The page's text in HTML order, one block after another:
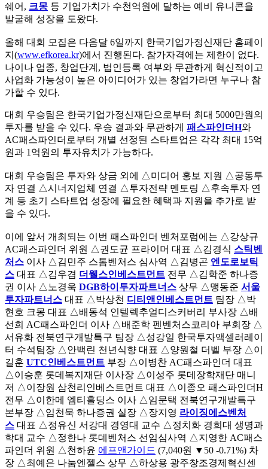
쉐어, 크몽 등 기업가치가 수천억원에 달하는 예비 유니콘을
발굴해 성장을 도왔다.
올해 대회 모집은 다음달 6일까지 한국기업가정신재단 홈페이
지(www.efkorea.kr)에서 진행된다. 참가자격에는 제한이 없다.
나이나 업종, 창업단계, 법인등록 여부와 무관하게 혁신적이고
사업화 가능성이 높은 아이디어가 있는 창업가라면 누구나 참
가할 수 있다.
대회 우승팀은 한국기업가정신재단으로부터 최대 5000만원의
투자를 받을 수 있다. 우승 결과와 무관하게 패스파인더H와
AC패스파인더로부터 개별 선정된 스타트업은 각각 최대 15억
원과 1억원의 투자유치가 가능하다.
대회 우승팀은 투자와 상금 외에 △미디어 홍보 지원 △공동투
자 연결 △시너지업체 연결 △투자전략 멘토링 △후속투자 연
계 등 초기 스타트업 성장에 필요한 혜택과 지원을 추가로 받
을 수 있다.
이에 앞서 개최되는 이번 패스파인더 벤처포럼에는 △강상규
AC패스파인더 위원 △권도균 프라이머 대표 △김경식 스틱벤
처스 이사 △김민주 스톰벤처스 심사역 △김병곤 엔도로보틱
스 대표 △김우겸 더웰스인베스트먼트 전무 △김학준 하나증
권 이사 △노경욱 DGB하이투자파트너스 상무 △맹동준 서울
투자파트너스 대표 △박상천 디티앤인베스트먼트 팀장 △박
현호 크몽 대표 △배동석 인텔렉추얼디스커버리 부사장 △배
선희 AC패스파인더 이사 △배준학 펜벤처스코리아 부회장 △
서유화 전북연구개발특구 팀장 △성강일 한국투자액셀러레이
터 수석팀장 △안백린 천년식향 대표 △양원철 더벨 부장 △이
길훈 UTC인베스트먼트 부장 △이병찬 AC패스파인더 대표
△이승훈 롯데복지재단 이사장 △이성주 롯데장학재단 매니
저 △이장원 삼천리인베스트먼트 대표 △이종오 패스파인더H
전무 △이한메 엠티홀딩스 이사 △임문택 전북연구개발특구
본부장 △임천묵 하나증권 실장 △장지영 라이징에스벤처
스 대표 △정유신 서강대 경영대 교수 △정치화 경희대 생명과
학대 교수 △정한나 롯데벤처스 선임심사역 △지영한 AC패스
파인더 위원 △천하윤 에프앤가이드 (7,040원 ▼50 -0.71%) 차
장 △최예은 나눔엔젤스 상무 △하상용 광주창조경제혁신센